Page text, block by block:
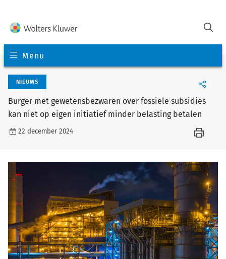
Menu
NIEUWS
Burger met gewetensbezwaren over fossiele subsidies
kan niet op eigen initiatief minder belasting betalen
22 december 2024